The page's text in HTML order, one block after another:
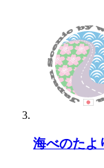
海べのたよ